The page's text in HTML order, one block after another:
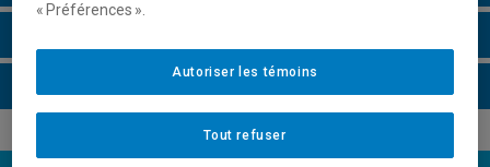
« Préférences ».
Tout refuser
Autoriser les témoins